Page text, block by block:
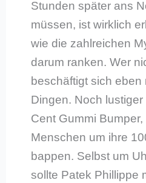
Stunden später ans
müssen, ist wirklich
wie die zahlreichen
darum ranken. Wer
beschäftigt sich eben
Dingen. Noch
Cent Gummi
Menschen um ihre
bappen. Selbst um
sollte Patek Phillippe